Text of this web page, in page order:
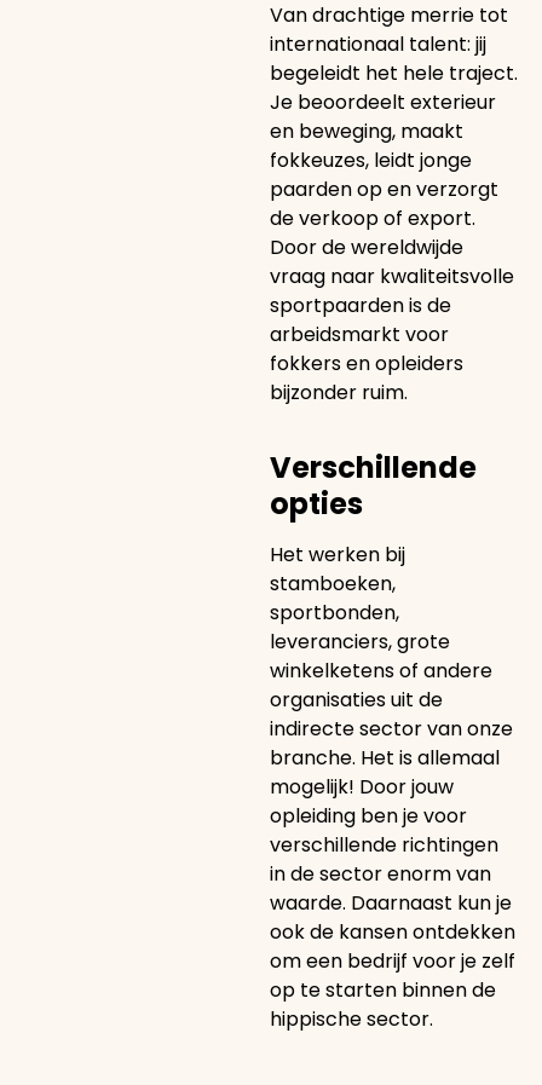
Van drachtige merrie tot
internationaal talent: jij
begeleidt het hele traject.
Je beoordeelt exterieur
en beweging, maakt
fokkeuzes, leidt jonge
paarden op en verzorgt
de verkoop of export.
Door de wereldwijde
vraag naar kwaliteitsvolle
sportpaarden is de
arbeidsmarkt voor
fokkers en opleiders
bijzonder ruim.
Verschillende
opties
Het werken bij
stamboeken,
sportbonden,
leveranciers, grote
winkelketens of andere
organisaties uit de
indirecte sector van onze
branche. Het is allemaal
mogelijk! Door jouw
opleiding ben je voor
verschillende richtingen
in de sector enorm van
waarde. Daarnaast kun je
ook de kansen ontdekken
om een bedrijf voor je zelf
op te starten binnen de
hippische sector.